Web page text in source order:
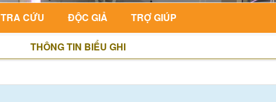
TRA CỨU ĐỘC GIẢ TRỢ GIÚP
THÔNG TIN BIỂU GHI